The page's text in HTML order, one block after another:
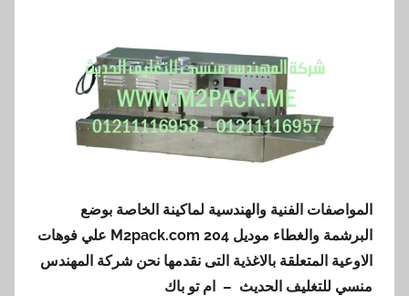
المواصفات الفنية والهندسية لماكينة الخاصة بوضع
البرشمة والغطاء موديل 204 M2pack.com
علي فوهات
الاوعية المتعلقة بالاغذية التى نقدمها نحن شركة المهندس
منسي للتغليف الحديث – ام تو باك